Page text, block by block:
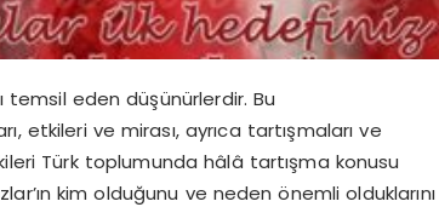
temsil eden düşünürlerdir. Bu
etkileri ve mirası, ayrıca tartışmaları ve
Türk toplumunda hâlâ tartışma konusu
kim olduğunu ve neden önemli olduklarını